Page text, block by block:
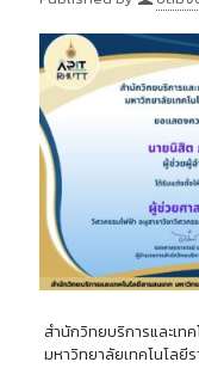
สำนักวิทยบริการและเท
มหาวิทยาลัยเทคโนโล